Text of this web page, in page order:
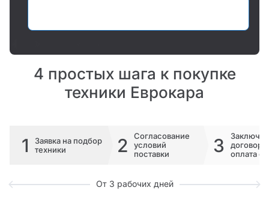
4 простых шага к покупке
техники Еврокара
1
Заявка на подбор
техники
2
Согласование
условий
поставки
3
договора
оплата
От 3 рабочих дней